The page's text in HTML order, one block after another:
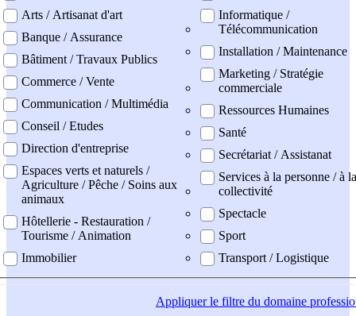
Arts / Artisanat d'art
Banque / Assurance
Bâtiment / Travaux Publics
Commerce / Vente
Communication / Multimédia
Conseil / Etudes
Direction d'entreprise
Espaces verts et naturels /
Agriculture / Pêche / Soins aux
animaux
Hôtellerie - Restauration /
Tourisme / Animation
Immobilier
Informatique /
Télécommunication
Installation / Maintenance
Marketing / Stratégie
commerciale
Ressources Humaines
Santé
Secrétariat / Assistanat
Services à la personne / à la
collectivité
Spectacle
Sport
Transport / Logistique
Appliquerle filtre du domaine